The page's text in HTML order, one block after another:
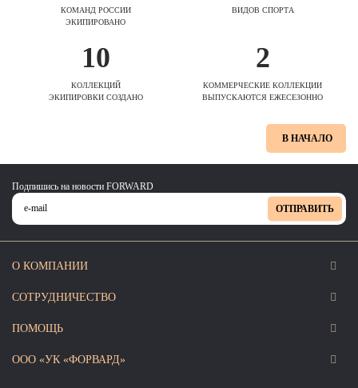
КОМАНД РОССИИ
ЭКИПИРОВАНО
ВИДОВ СПОРТА
10
КОЛЛЕКЦИЙ
ЭКИПИРОВКИ СОЗДАНО
2
КОММЕРЧЕСКИЕ КОЛЛЕКЦИИ
ВЫПУСКАЮТСЯ ЕЖЕСЕЗОННО
В НАЧАЛО
Подпишись на новости FORWARD
ОТПРАВИТЬ
О КОМПАНИИ
СОТРУДНИЧЕСТВО
ПОМОЩЬ
ООО «УК «ФОРВАРД»